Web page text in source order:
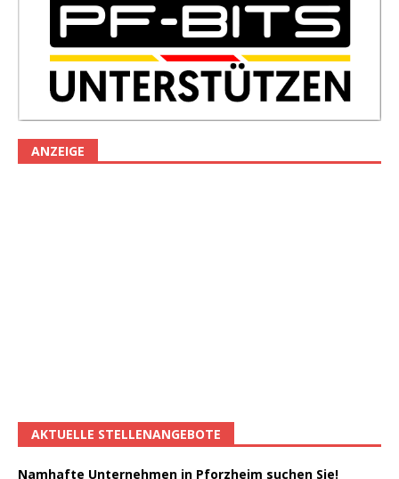
ANZEIGE
AKTUELLE STELLENANGEBOTE
Namhafte Unternehmen in Pforzheim suchen Sie!